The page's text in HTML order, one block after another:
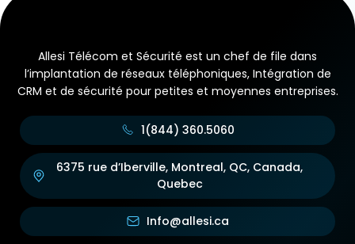
Allesi Télécom et Sécurité est un chef de file dans
l’implantation de réseaux téléphoniques, Intégration de
CRM et de sécurité pour petites et moyennes entreprises.
1(844) 360.5060
6375 rue d’Iberville, Montreal, QC, Canada,
Quebec
Info@allesi.ca